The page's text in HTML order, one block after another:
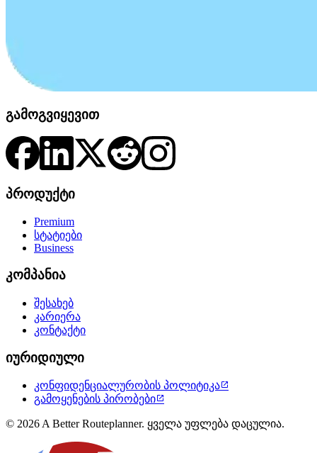
გამოგვიყევით
პროდუქტი
Premium
სტატიები
Business
კომპანია
შესახებ
კარიერა
კონტაქტი
იურიდიული
კონფიდენციალურობის პოლიტიკა
გამოყენების პირობები
© 2026 A Better Routeplanner. ყველა უფლება დაცულია.